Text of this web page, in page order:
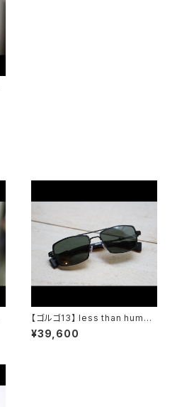
【ゴルゴ13】 less than human
レスザンヒューマン コラボ メガ
ネ サングラス 限定 ゴルゴ１３
¥39,600